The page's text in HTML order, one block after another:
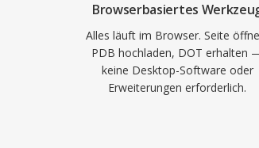
Browserbasiertes
Alles läuft im Browser. Seite
PDB hochladen, DOT erhalten
keine Desktop-Software oder
Erweiterungen erforderlich.